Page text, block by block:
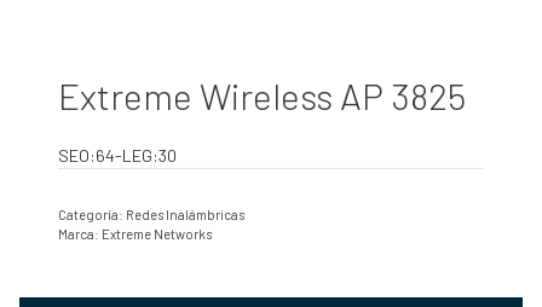
Extreme Wireless AP 3825
SEO:64-LEG:30
Categoría: Redes Inalámbricas
Marca: Extreme Networks